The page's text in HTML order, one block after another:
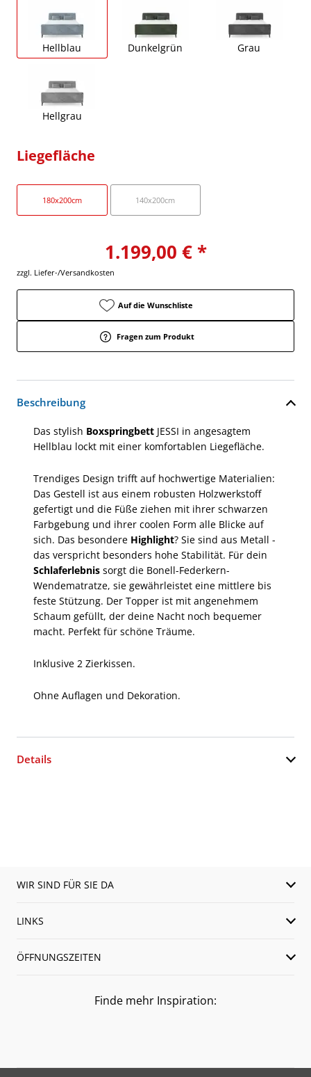
Hellblau Dunkelgrün Grau
Hellgrau
Liegefläche
180x200cm 140x200cm
1.199,00 € *
zzgl. Liefer-/Versandkosten
Auf die Wunschliste
Fragen zum Produkt
Beschreibung
Das stylish Boxspringbett JESSI in angesagtem
Hellblau lockt mit einer komfortablen Liegefläche.
Trendiges Design trifft auf hochwertige Materialien:
Das Gestell ist aus einem robusten Holzwerkstoff
gefertigt und die Füße ziehen mit ihrer schwarzen
Farbgebung und ihrer coolen Form alle Blicke auf
sich. Das besondere Highlight? Sie sind aus Metall -
das verspricht besonders hohe Stabilität. Für dein
Schlaferlebnis sorgt die Bonell-Federkern-
Wendematratze, sie gewährleistet eine mittlere bis
feste Stützung. Der Topper ist mit angenehmem
Schaum gefüllt, der deine Nacht noch bequemer
macht. Perfekt für schöne Träume.
Inklusive 2 Zierkissen.
Ohne Auflagen und Dekoration.
Details
WIR SIND FÜR SIE DA
LINKS
ÖFFNUNGSZEITEN
Finde mehr Inspiration: